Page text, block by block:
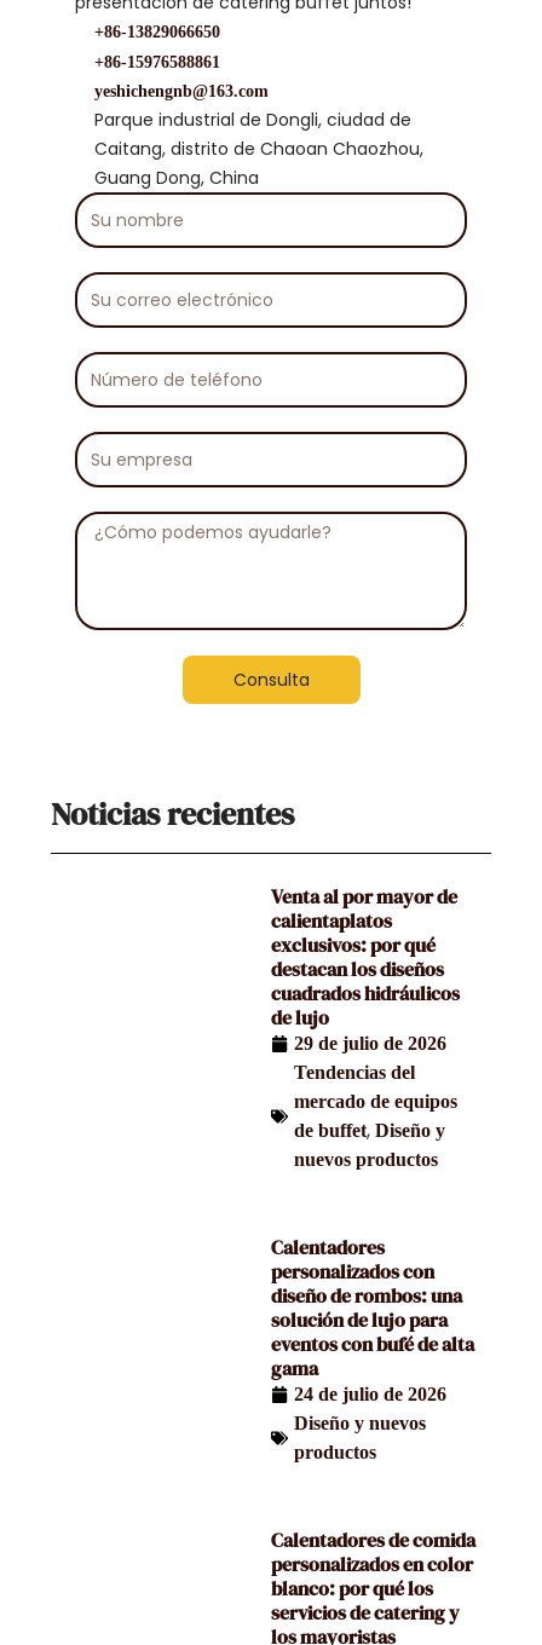
+86-13829066650
+86-15976588861
yeshichengnb@163.com
Parque industrial de Dongli, ciudad de
Caitang, distrito de Chaoan Chaozhou,
Guang Dong, China
Su
nombre
Su
correo
electrónico
Número
de
teléfono
Su
empresa
Mensaje
Consulta
Noticias recientes
Venta al por mayor de
calientaplatos
exclusivos: por qué
destacan los diseños
cuadrados hidráulicos
de lujo
29 de julio de 2026
Tendencias del
mercado de equipos
de buffet, Diseño y
nuevos productos
Calentadores
personalizados con
diseño de rombos: una
solución de lujo para
eventos con bufé de alta
gama
24 de julio de 2026
Diseño y nuevos
productos
Calentadores de comida
personalizados en color
blanco: por qué los
servicios de catering y
los mayoristas